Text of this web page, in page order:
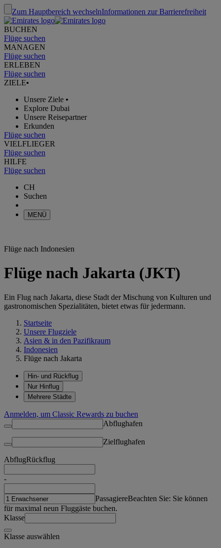
Zum Hauptbereich wechselnInformationen zur Barrierefreiheit
BUCHEN
Flüge suchen
MANAGEN
Flüge suchen
ERLEBEN
Flüge suchen
ZIELE•
Unsere Ziele •
Explore Dubai
Unsere Reisepartner
Erkunden
Flüge suchen
VIELFLIEGER
Flüge suchen
HILFE
Flüge suchen
CH
Suchen
MENÜ
Flüge nach Indonesien
Flüge nach Jakarta (JKT)
Ein Flug nach Jakarta, diese Stadt der Mischung von Kulturen und
gastronomischen Spezialitäten, bietet etwas für jedermann.
Startseite
Unsere Flugziele
Asien & in den Pazifikraum
Indonesien
Flüge nach Jakarta
Hin- und Rückflug
Nur Hinflug
Mehrere Städte
Anmelden, um Classic Rewards zu buchen
Abflughafen
Zielflughafen
AbflugRückflug
-
PassagiereBeachten Sie: Sie können
für maximal neun Fluggäste buchen.
Klasse
Klasse auswählen